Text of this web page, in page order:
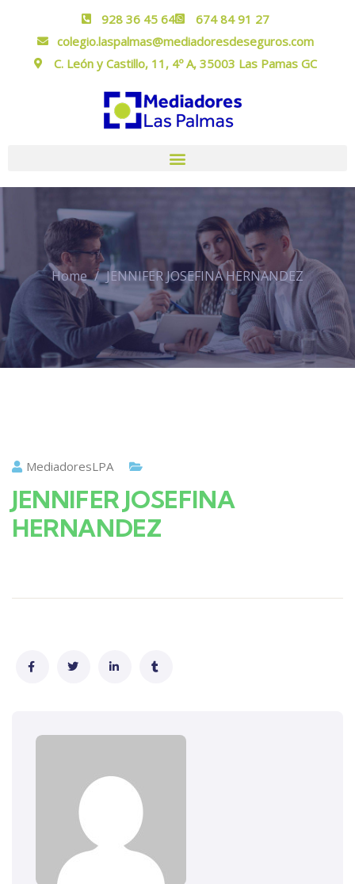
928 36 45 64
674 84 91 27
colegio.laspalmas@mediadoresdeseguros.com
C. León y Castillo, 11, 4º A, 35003 Las Pamas GC
Home JENNIFER JOSEFINA HERNANDEZ
MediadoresLPA
JENNIFER JOSEFINA
HERNANDEZ